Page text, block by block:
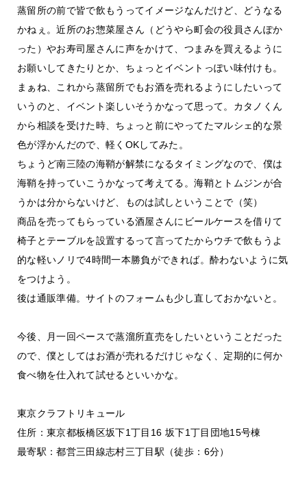
蒸留所の前で皆で飲もうってイメージなんだけど、どうなる
かねぇ。近所のお惣菜屋さん（どうやら町会の役員さんぽか
った）やお寿司屋さんに声をかけて、つまみを買えるように
お願いしてきたりとか、ちょっとイベントっぽい味付けも。
まぁね、これから蒸留所でもお酒を売れるようにしたいって
いうのと、イベント楽しいそうかなって思って。カタノくん
から相談を受けた時、ちょっと前にやってたマルシェ的な景
色が浮かんだので、軽くOKしてみた。
ちょうど南三陸の海鞘が解禁になるタイミングなので、僕は
海鞘を持っていこうかなって考えてる。海鞘とトムジンが合
うかは分からないけど、ものは試しということで（笑）
商品を売ってもらっている酒屋さんにビールケースを借りて
椅子とテーブルを設置するって言ってたからウチで飲もうよ
的な軽いノリで4時間一本勝負ができれば。酔わないように気
をつけよう。
後は通販準備。サイトのフォームも少し直しておかないと。
今後、月一回ペースで蒸溜所直売をしたいということだった
ので、僕としてはお酒が売れるだけじゃなく、定期的に何か
食べ物を仕入れて試せるといいかな。
東京クラフトリキュール
住所：東京都板橋区坂下1丁目16 坂下1丁目団地15号棟
最寄駅：都営三田線志村三丁目駅（徒歩：6分）